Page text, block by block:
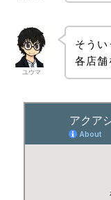
ユウマ
そう
各店舗